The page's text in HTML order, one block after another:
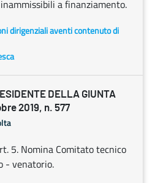
a finanziamento.
dirigenziali aventi contenuto di
DELLA GIUNTA
2019, n. 577
5. Nomina Comitato tecnico
- venatorio.